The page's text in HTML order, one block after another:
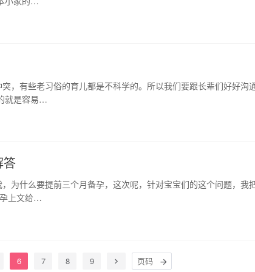
，有些老习俗的育儿都是不科学的。所以我们要跟长辈们好好沟通
就是容易…
答
为什么要提前三个月备孕，这次呢，针对宝宝们的这个问题，我
上文给…
6 7 8 9